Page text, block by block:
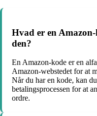
Hvad er en
den?
En Amazon-kode er en
Amazon-webstedet for at
Når du har en kode, kan
betalingsprocessen for at
ordre.